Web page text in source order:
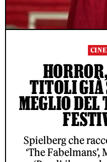
TITOLI GIÀ
MEGLIO DEL
Spielberg che
‘The